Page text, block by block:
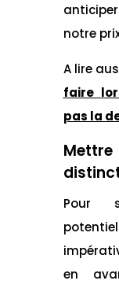
notre
A lire
faire
pas la
Pour
en